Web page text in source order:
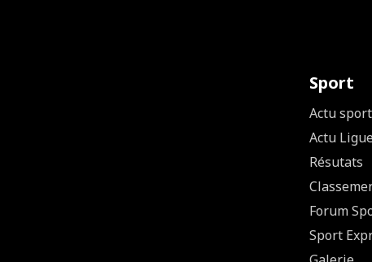
Sport
Actu sport
Actu
Résutats
Forum
Sport